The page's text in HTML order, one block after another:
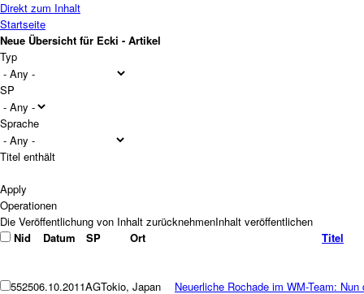
Direkt zum Inhalt
Startseite
Neue Übersicht für Ecki - Artikel
Typ
SP
Sprache
Titel enthält
Operationen
Nid Datum SP Ort Titel
552506.10.2011AGTokio, Japan
Neuerliche Rochade im WM-Team: